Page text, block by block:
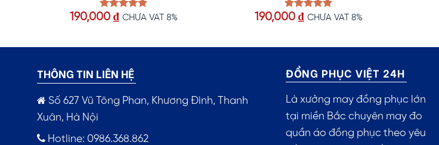
Được xếp
190,000 ₫ CHƯA VAT 8%
Được xếp
190,000 ₫ CHƯA VAT 8%
THÔNG TIN LIÊN HỆ
Số 627 Vũ Tông Phan, Khương Đình, Thanh
Xuân, Hà Nội
Hotline: 0986.368.862
ĐỒNG PHỤC VIỆT 24H
Là xưởng may đồng phục lớn
tại miền Bắc chuyên may đo
quần áo đồng phục theo yêu